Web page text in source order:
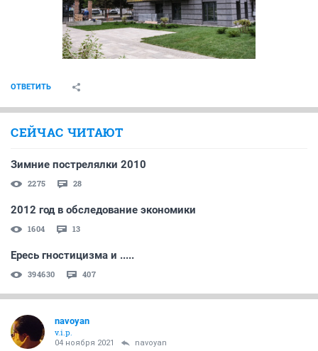
ОТВЕТИТЬ
СЕЙЧАС ЧИТАЮТ
Зимние пострелялки 2010
2275 28
2012 год в обследование экономики
1604 13
Ересь гностицизма и .....
394630 407
navoyan
v.i.p.
04 ноября 2021 navoyan